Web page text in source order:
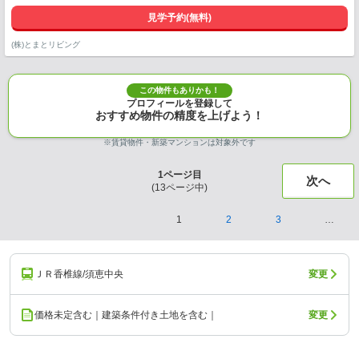
見学予約(無料)
(株)とまとリビング
この物件もありかも！
プロフィールを登録して
おすすめ物件の精度を上げよう！
※賃貸物件・新築マンションは対象外です
1ページ目
(13ページ中) 次へ
1 2 3 …
ＪＲ香椎線/須恵中央 変更
価格未定含む｜建築条件付き土地を含む｜ 変更